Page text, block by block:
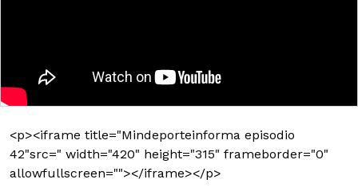
<p><iframe title="Mindeporteinforma episodio
42"src=" width="420" height="315" frameborder="0"
allowfullscreen=""></iframe></p>